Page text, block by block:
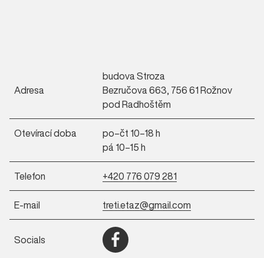
Adresa
budova Stroza
Bezručova 663, 756 61 Rožnov
pod Radhoštěm
Otevírací doba
po–čt 10–18 h
pá 10–15 h
Telefon +420 776 079 281
E-mail treti.etaz@gmail.com
Socials Otevřít Facebook (nové okno)